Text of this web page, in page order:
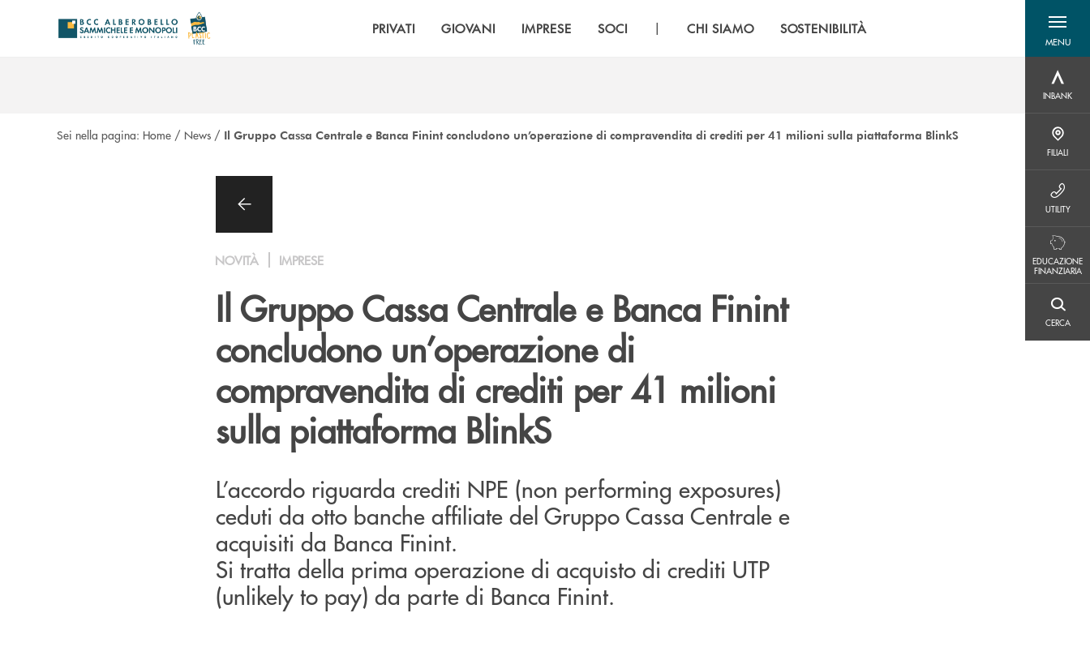
PRIVATI GIOVANI IMPRESE SOCI | CHI SIAMO SOSTENIBILITÀ
MENU
menu
INBANK
FILIALI
UTILITY
EDUCAZIONE
FINANZIARIA
CERCA
Sei nella pagina: Home / News / Il Gruppo Cassa Centrale e Banca Finint concludono un’operazione di compravendita di crediti per 41 milioni sulla piattaforma BlinkS
NOVITÀ IMPRESE
Il Gruppo Cassa Centrale e Banca Finint
concludono un’operazione di
compravendita di crediti per 41 milioni
sulla piattaforma BlinkS
L’accordo riguarda crediti NPE (non performing exposures)
ceduti da otto banche affiliate del Gruppo Cassa Centrale e
acquisiti da Banca Finint.
Si tratta della prima operazione di acquisto di crediti UTP
(unlikely to pay) da parte di Banca Finint.